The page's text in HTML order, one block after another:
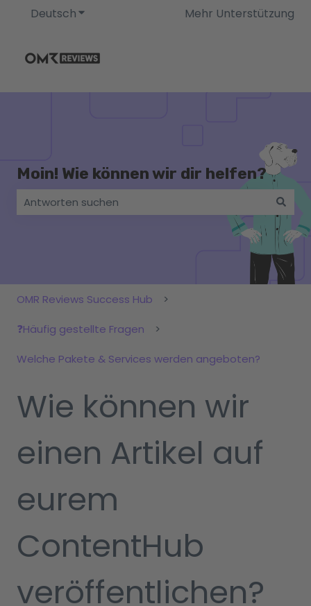
DeutschUntermenü für Übersetzungen anzeigen
Mehr Unterstützung
Moin! Wie können wir dir helfen?
Es gibt keine Vorschläge, da das Suchfeld leer ist.
OMR Reviews Success Hub
❓Häufig gestellte Fragen
Welche Pakete & Services werden angeboten?
Wie können wir
einen Artikel auf
eurem
ContentHub
veröffentlichen?